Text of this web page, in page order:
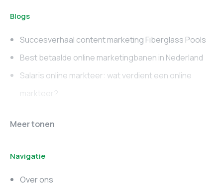
Blogs
Succesverhaal content marketing Fiberglass Pools
Best betaalde online marketingbanen in Nederland
Salaris online markteer: wat verdient een online
markteer?
Online marketing
Marketing vacatures
Zuid-Holland
Meer tonen
Navigatie
Over ons